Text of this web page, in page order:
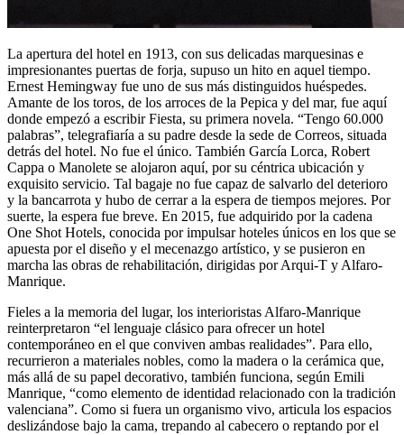
La apertura del hotel en 1913, con sus delicadas marquesinas e
impresionantes puertas de forja, supuso un hito en aquel tiempo.
Ernest Hemingway fue uno de sus más distinguidos huéspedes.
Amante de los toros, de los arroces de la Pepica y del mar, fue aquí
donde empezó a escribir Fiesta, su primera novela. “Tengo 60.000
palabras”, telegrafiaría a su padre desde la sede de Correos, situada
detrás del hotel. No fue el único. También García Lorca, Robert
Cappa o Manolete se alojaron aquí, por su céntrica ubicación y
exquisito servicio. Tal bagaje no fue capaz de salvarlo del deterioro
y la bancarrota y hubo de cerrar a la espera de tiempos mejores. Por
suerte, la espera fue breve. En 2015, fue adquirido por la cadena
One Shot Hotels, conocida por impulsar hoteles únicos en los que se
apuesta por el diseño y el mecenazgo artístico, y se pusieron en
marcha las obras de rehabilitación, dirigidas por Arqui-T y Alfaro-
Manrique.
Fieles a la memoria del lugar, los interioristas Alfaro-Manrique
reinterpretaron “el lenguaje clásico para ofrecer un hotel
contemporáneo en el que conviven ambas realidades”. Para ello,
recurrieron a materiales nobles, como la madera o la cerámica que,
más allá de su papel decorativo, también funciona, según Emili
Manrique, “como elemento de identidad relacionado con la tradición
valenciana”. Como si fuera un organismo vivo, articula los espacios
deslizándose bajo la cama, trepando al cabecero o reptando por el